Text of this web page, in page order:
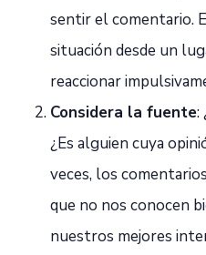
sentir el comentario.
situación desde un
reaccionar
Considera la fuente:
¿Es alguien cuya
veces, los
que no nos conocen
nuestros mejores